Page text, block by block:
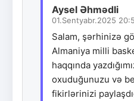
Aysel Əhmədli
01.Sentyabr.2025
Salam, şərhinizə
Almaniya milli
haqqında
oxuduğunuzu və
fikirlərinizi